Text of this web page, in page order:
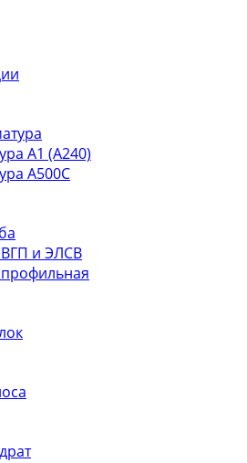
А1 (А240)
А500С
и ЭЛСВ